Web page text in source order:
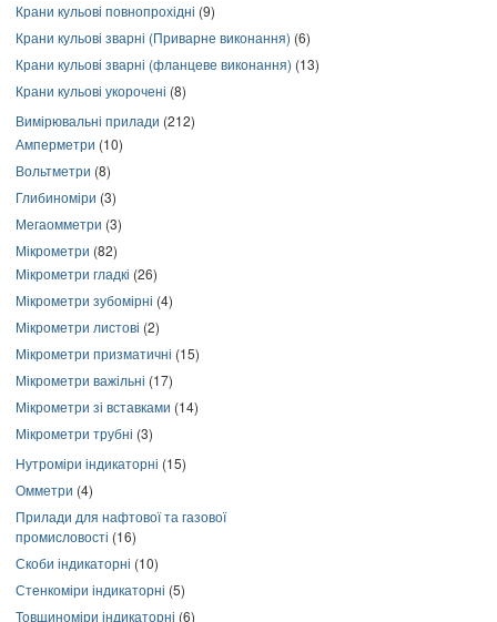
Крани кульові повнопрохідні (9)
Крани кульові зварні (Приварне виконання) (6)
Крани кульові зварні (фланцеве виконання) (13)
Крани кульові укорочені (8)
Вимірювальні прилади (212)
Амперметри (10)
Вольтметри (8)
Глибиноміри (3)
Мегаомметри (3)
Мікрометри (82)
Мікрометри гладкі (26)
Мікрометри зубомірні (4)
Мікрометри листові (2)
Мікрометри призматичні (15)
Мікрометри важільні (17)
Мікрометри зі вставками (14)
Мікрометри трубні (3)
Нутроміри індикаторні (15)
Омметри (4)
Прилади для нафтової та газової
промисловості (16)
Скоби індикаторні (10)
Стенкоміри індикаторні (5)
Товщиноміри індикаторні (6)